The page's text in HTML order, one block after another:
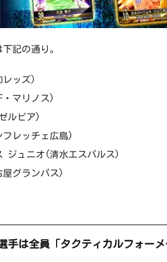
記の通り。
ッズ)
・マリノス)
ルビア)
レッチェ広島)
ジュニオ(清水エスパルス)
グランパス)
手は全員「タクティカルフォー